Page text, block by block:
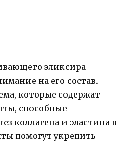
эликсира
на его состав.
которые содержат
способные
коллагена и эластина в
помогут укрепить